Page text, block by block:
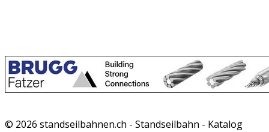
© 2026 standseilbahnen.ch - Standseilbahn - Katalog